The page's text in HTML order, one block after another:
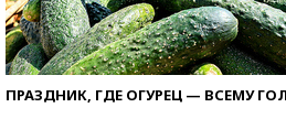
ПРАЗДНИК, ГДЕ ОГУРЕЦ — ВСЕМУ